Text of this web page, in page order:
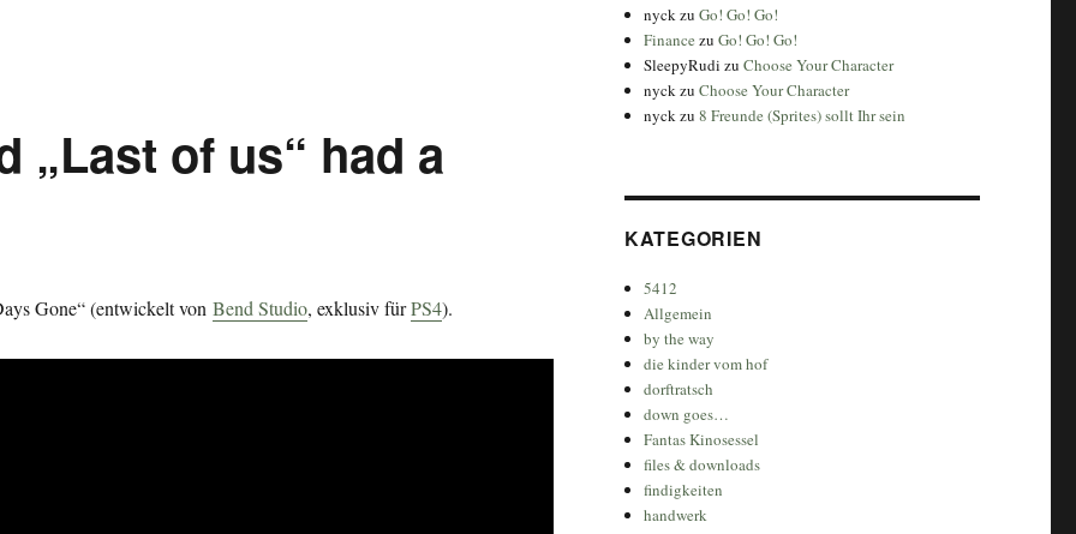
„Last of us“ had a
Gone“ (entwickelt von Bend Studio, exklusiv fürPS4).
nyckzuGo! Go! Go!
Finance zuGo! Go! Go!
SleepyRudi zuChoose Your Character
nyckzuChoose Your Character
nyckzu8 Freunde (Sprites) sollt Ihr sein
KATEGORIEN
5412
Allgemein
by the way
die kinder vom hof
dorftratsch
down goes…
Fantas Kinosessel
files & downloads
findigkeiten
handwerk